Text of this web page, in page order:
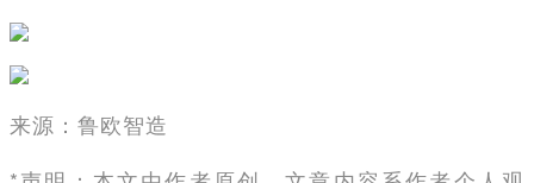
来源：鲁欧智造